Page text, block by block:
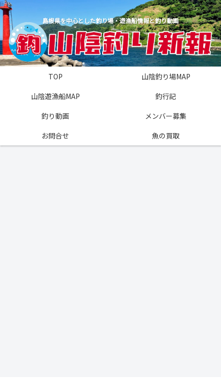
島根県を中心とした釣り場・遊漁船情報と釣り動画
TOP
山陰釣り場MAP
山陰遊漁船MAP
釣行記
釣り動画
メンバー募集
お問合せ
魚の買取